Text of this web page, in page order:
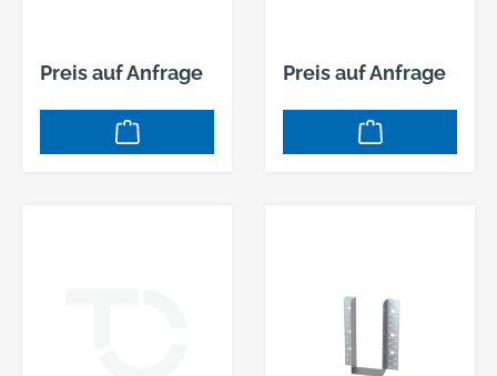
Preis auf Anfrage Preis auf Anfrage